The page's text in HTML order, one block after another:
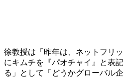
徐教授は「昨年は、ネットフリ
にキムチを『パオチャイ』と表
る」として「どうかグローバル